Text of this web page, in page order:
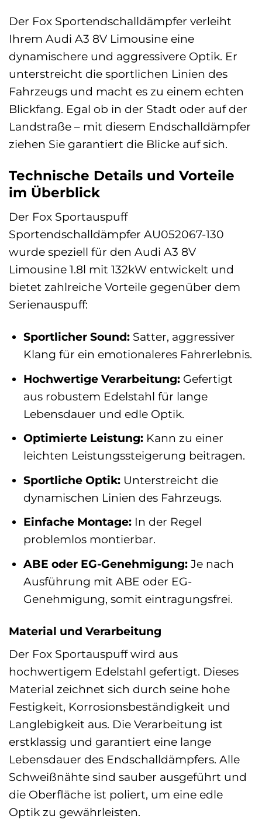
Der Fox Sportendschalldämpfer verleiht
Ihrem Audi A3 8V Limousine eine
dynamischere und aggressivere Optik. Er
unterstreicht die sportlichen Linien des
Fahrzeugs und macht es zu einem echten
Blickfang. Egal ob in der Stadt oder auf der
Landstraße – mit diesem Endschalldämpfer
ziehen Sie garantiert die Blicke auf sich.
Technische Details und Vorteile
im Überblick
Der Fox Sportauspuff
Sportendschalldämpfer AU052067-130
wurde speziell für den Audi A3 8V
Limousine 1.8l mit 132kW entwickelt und
bietet zahlreiche Vorteile gegenüber dem
Serienauspuff:
Sportlicher Sound:Satter, aggressiver
Klang für ein emotionaleres Fahrerlebnis.
Hochwertige Verarbeitung:Gefertigt
aus robustem Edelstahl für lange
Lebensdauer und edle Optik.
Optimierte Leistung:Kann zu einer
leichten Leistungssteigerung beitragen.
Sportliche Optik:Unterstreicht die
dynamischen Linien des Fahrzeugs.
Einfache Montage:In der Regel
problemlos montierbar.
ABE oder EG-Genehmigung:Je nach
Ausführung mit ABE oder EG-
Genehmigung, somit eintragungsfrei.
Material und Verarbeitung
Der Fox Sportauspuff wird aus
hochwertigem Edelstahl gefertigt. Dieses
Material zeichnet sich durch seine hohe
Festigkeit, Korrosionsbeständigkeit und
Langlebigkeit aus. Die Verarbeitung ist
erstklassig und garantiert eine lange
Lebensdauer des Endschalldämpfers. Alle
Schweißnähte sind sauber ausgeführt und
die Oberfläche ist poliert, um eine edle
Optik zu gewährleisten.